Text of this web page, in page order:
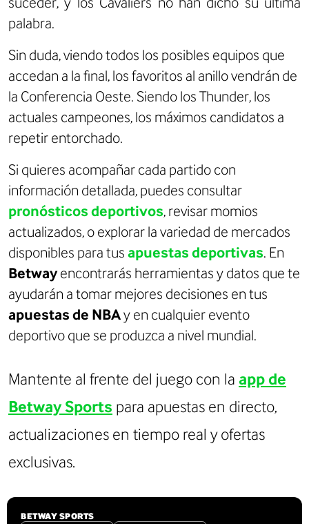
palabra.
Sin duda, viendo todos los posibles equipos que
accedan a la final, los favoritos al anillo vendrán de
la Conferencia Oeste. Siendo los Thunder, los
actuales campeones, los máximos candidatos a
repetir entorchado.
Si quieres acompañar cada partido con
información detallada, puedes consultar
pronósticos deportivos, revisar momios
actualizados, o explorar la variedad de mercados
disponibles para tusapuestas deportivas. En
Betwayencontrarás herramientas y datos que te
ayudarán a tomar mejores decisiones en tus
apuestas de NBAy en cualquier evento
deportivo que se produzca a nivel mundial.
Mantente al frente del juego con la app de
Betway Sports para apuestas en directo,
actualizaciones en tiempo real y ofertas
exclusivas.
BETWAY SPORTS